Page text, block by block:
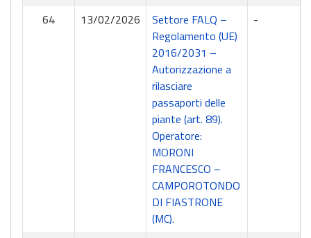
64
13/02/2026
Settore FALQ –
Regolamento (UE)
2016/2031 –
Autorizzazione a
rilasciare
passaporti delle
piante (art. 89).
Operatore:
MORONI
FRANCESCO –
CAMPOROTONDO
DI FIASTRONE
(MC).
-